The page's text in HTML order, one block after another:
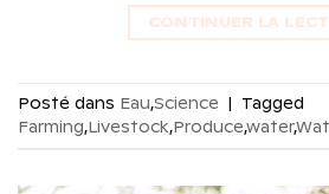
CONTINUER LA
Posté dans Eau,Science | Tagged
Farming,Livestock,Produce,water,